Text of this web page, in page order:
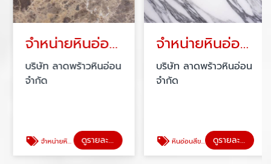
จำหน่ายหินอ่อน เอ็มเพอราดอร์ ดาร์ค
บริษัท ลาดพร้าวหินอ่อน
จำกัด
จำหน่ายหินอ่อน เอ็มเพอราดอร์ ดาร์ค ดูรายละเอียด
จำหน่ายหินอ่อนสีขาว อลาเบสกาโต้
บริษัท ลาดพร้าวหินอ่อน
จำกัด
หินอ่อนสีขาว อลาเบสกาโต้ ดูรายละเอียด